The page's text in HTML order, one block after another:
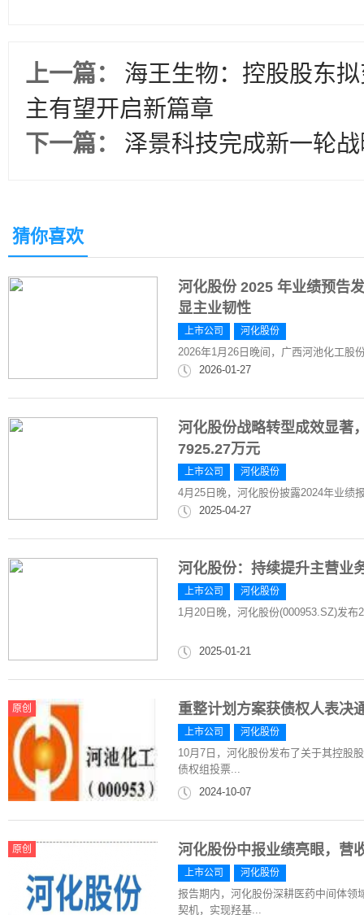
上一篇：
海王生物：控股股东
主有望开启新篇章
下一篇：
泽景科技完成新一轮
猜你喜欢
河化股份 2025 年业绩预告
显主业韧性
上市公司 河化股份
2026年1月26日晚间，广西河池化工股
2026-01-27
河化股份战略转型成效显著
7925.27万元
上市公司 河化股份
4月25日晚，河化股份披露2024年业绩
2025-04-27
河化股份：持续提升主营业
上市公司 河化股份
1月20日晚，河化股份(000953.SZ)发
2025-01-21
原创 重整计划方案获债权人表决
上市公司 河化股份
10月7日，河化股份发布了关于其控股
债权组投票...
2024-10-07
原创 河化股份中报业绩亮眼，营
上市公司 河化股份
报告期内，河化股份深耕医药中间体领
契机，实现羟基...